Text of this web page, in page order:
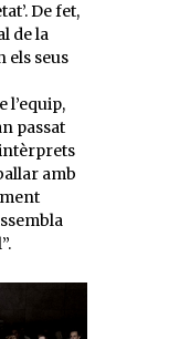
De fet,
de la
els seus
l’equip,
passat
amb